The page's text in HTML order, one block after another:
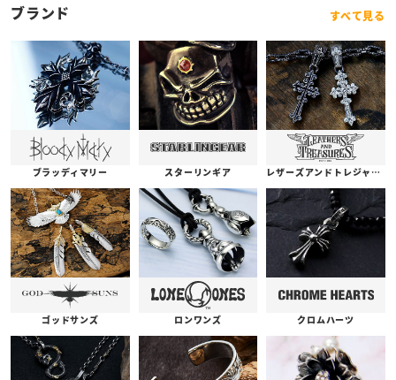
ブランド すべて見る
ブラッディマリー スターリンギア レザーズアンドトレジャーズ
ゴッドサンズ ロンワンズ クロムハーツ